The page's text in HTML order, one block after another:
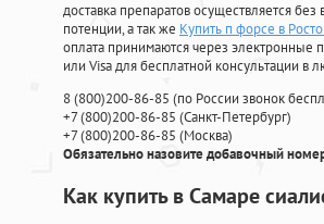
доставка препаратов осуществляется
потенции, а так же Купить п форсе в
оплата принимаются через электронные
или Visa для бесплатной консультации в
8(800)200-86-85 (по России звонок
+7(800)200-86-85 (Санкт-Петербург)
+7(800)200-86-85 (Москва)
Обязательно назовите добавочный
Как купить в Самаре